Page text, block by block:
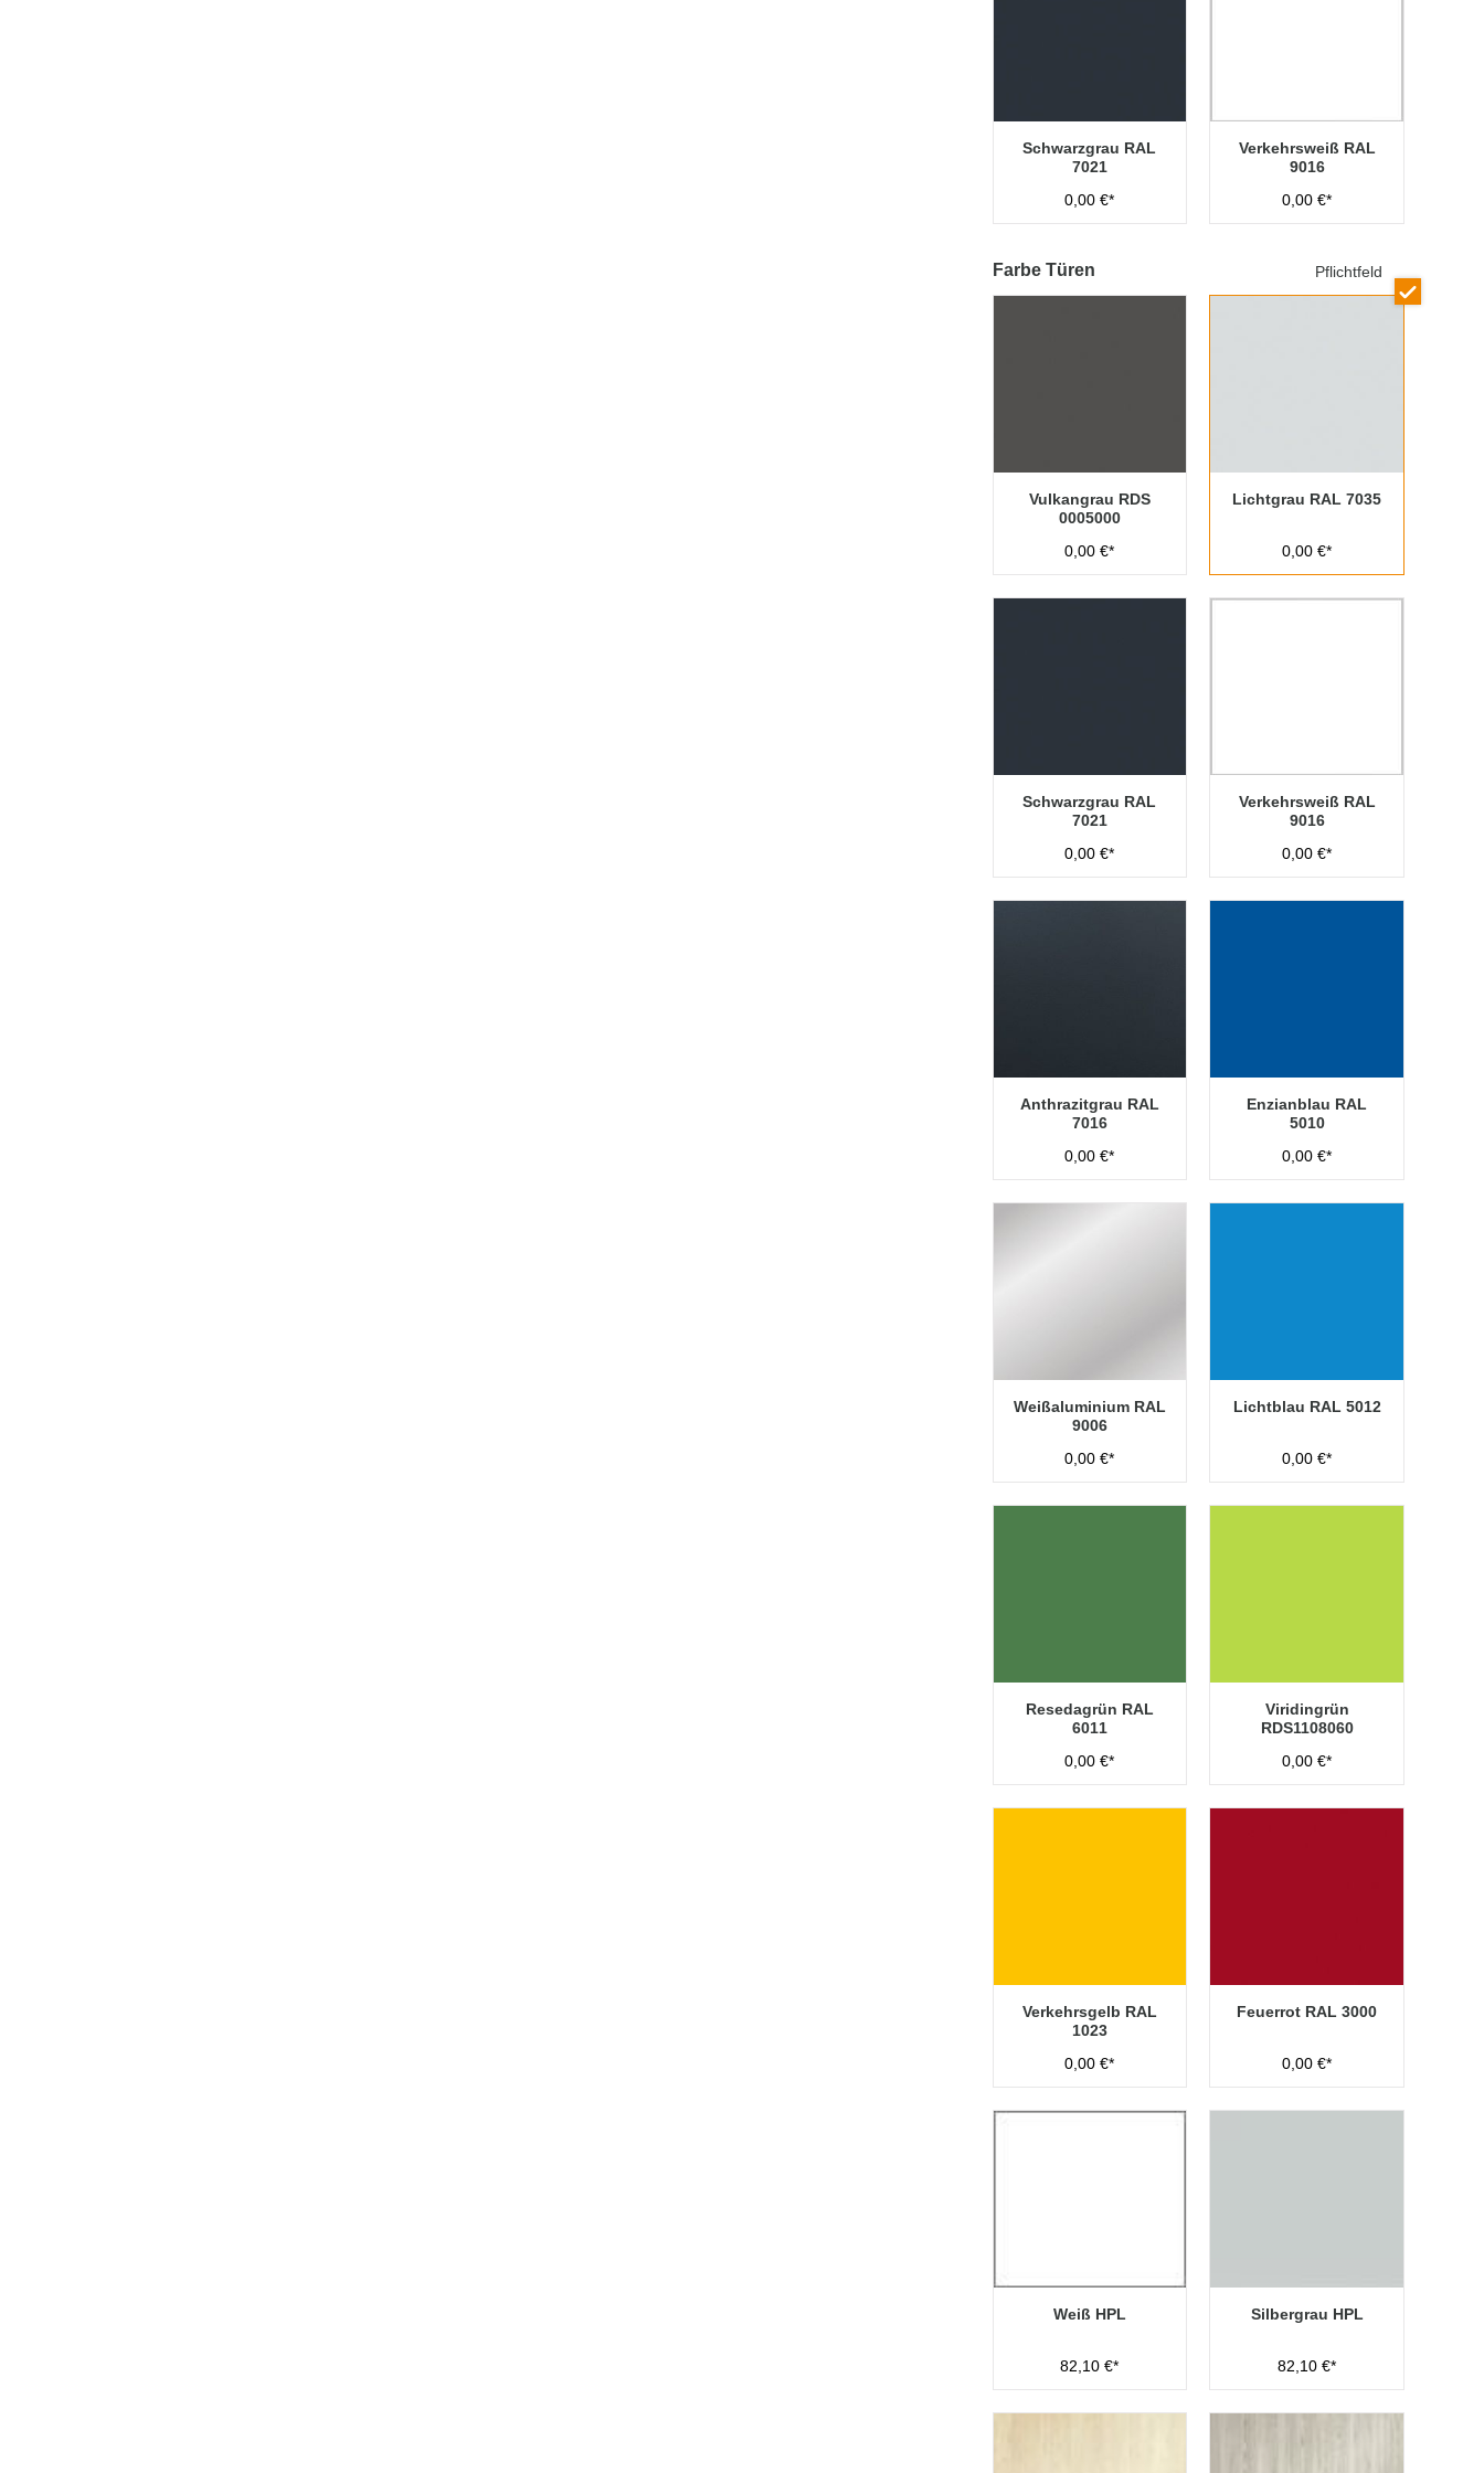
Schwarzgrau RAL
7021
0,00 €*
Verkehrsweiß RAL
9016
0,00 €*
Farbe Türen Pflichtfeld
Vulkangrau RDS
0005000
0,00 €*
Lichtgrau RAL 7035
0,00 €*
Schwarzgrau RAL
7021
0,00 €*
Verkehrsweiß RAL
9016
0,00 €*
Anthrazitgrau RAL
7016
0,00 €*
Enzianblau RAL
5010
0,00 €*
Weißaluminium RAL
9006
0,00 €*
Lichtblau RAL 5012
0,00 €*
Resedagrün RAL
6011
0,00 €*
Viridingrün
RDS1108060
0,00 €*
Verkehrsgelb RAL
1023
0,00 €*
Feuerrot RAL 3000
0,00 €*
Weiß HPL
82,10 €*
Silbergrau HPL
82,10 €*